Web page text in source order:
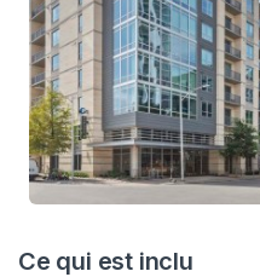
Ce qui est inclu